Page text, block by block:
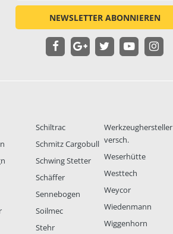
NEWSLETTER ABONNIEREN
Schiltrac
Schmitz Cargobull
Schwing Stetter
Schäffer
Sennebogen
Soilmec
Stehr
Werkzeughersteller
versch.
Weserhütte
Westtech
Weycor
Wiedenmann
Wiggenhorn